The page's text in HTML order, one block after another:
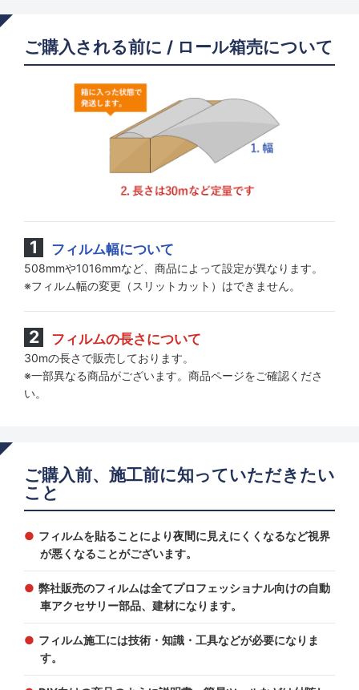
ご購入される前に / ロール箱売について
フィルム幅について
508mmや1016mmなど、商品によって設定が異なります。
※フィルム幅の変更（スリットカット）はできません。
フィルムの長さについて
30mの長さで販売しております。
※一部異なる商品がございます。商品ページをご確認くださ
い。
ご購入前、施工前に知っていただきたい
こと
フィルムを貼ることにより夜間に見えにくくなるなど視界
が悪くなることがございます。
弊社販売のフィルムは全てプロフェッショナル向けの自動
車アクセサリー部品、建材になります。
フィルム施工には技術・知識・工具などが必要になりま
す。